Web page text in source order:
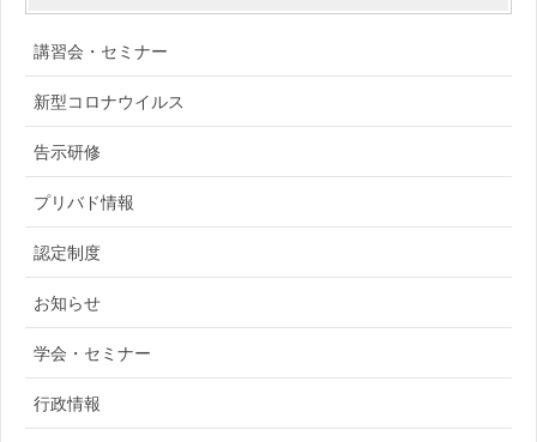
講習会・セミナー
新型コロナウイルス
告示研修
プリバド情報
認定制度
お知らせ
学会・セミナー
行政情報